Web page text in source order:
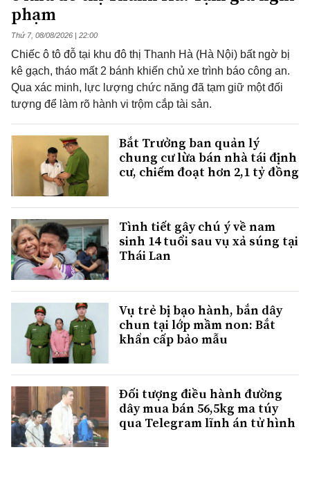
phạm
Thứ 7, 08/08/2026 | 22:00
Chiếc ô tô đỗ tại khu đô thị Thanh Hà (Hà Nội) bất ngờ bị
kê gạch, tháo mất 2 bánh khiến chủ xe trình báo công an.
Qua xác minh, lực lượng chức năng đã tạm giữ một đối
tượng để làm rõ hành vi trộm cắp tài sản.
Bắt Trưởng ban quản lý
chung cư lừa bán nhà tái định
cư, chiếm đoạt hơn 2,1 tỷ đồng
Tình tiết gây chú ý về nam
sinh 14 tuổi sau vụ xả súng tại
Thái Lan
Vụ trẻ bị bạo hành, bắn dây
chun tại lớp mầm non: Bắt
khẩn cấp bảo mẫu
Đối tượng điều hành đường
dây mua bán 56,5kg ma túy
qua Telegram lĩnh án tử hình